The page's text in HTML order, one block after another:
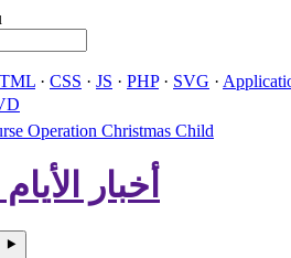
· CSS · JS · PHP· SVG ·
أخبار الأيام